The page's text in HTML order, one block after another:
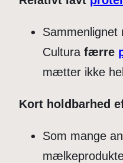
Sammenlignet
Cultura færre
mætter ikke
Kort holdbarhed
Som mange